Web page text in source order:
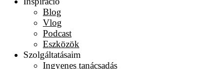
Blog
Vlog
Podcast
Eszközök
Szolgáltatásaim
Ingyenes tanácsadás